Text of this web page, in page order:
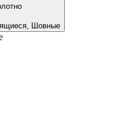
Магнитные, Моющиеся, Самоклеящиеся, Шовные